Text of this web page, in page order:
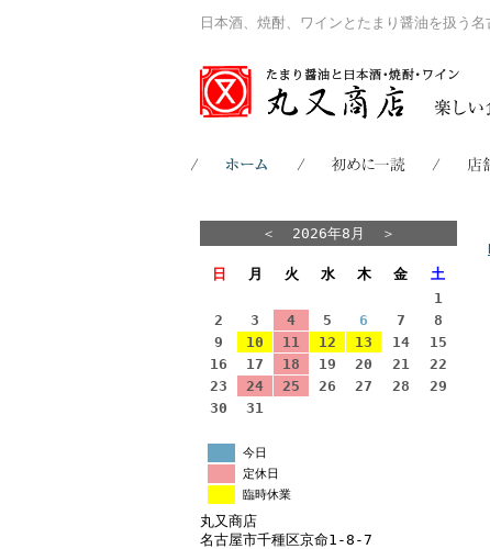
日本酒、焼酎、ワインとたまり醤油を扱う
＜ 2026年8月 ＞
日 月 火 水 木 金 土
1
2
3 4 5 6 7
8
9
10 11 12 13 14
15
16
17 18 19 20 21
22
23
24 25 26 27 28
29
30
31
今日
定休日
臨時休業
丸又商店
名古屋市千種区京命1-8-7